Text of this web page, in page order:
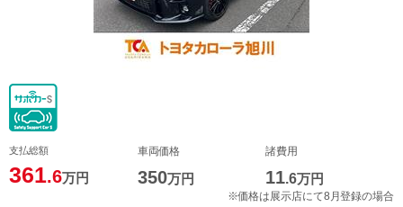
支払総額
361.6万円
車両価格
350万円
諸費用
11.6万円
※価格は展示店にて8月登録の場合